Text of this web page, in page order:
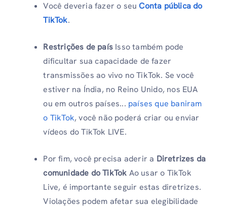
Você deveria fazer o seuConta pública do
TikTok.
Restrições de país Isso também pode
dificultar sua capacidade de fazer
transmissões ao vivo no TikTok. Se você
estiver na Índia, no Reino Unido, nos EUA
ou em outros países... países que baniram
o TikTok, você não poderá criar ou enviar
vídeos do TikTok LIVE.
Por fim, você precisa aderir a Diretrizes da
comunidade do TikTok Ao usar o TikTok
Live, é importante seguir estas diretrizes.
Violações podem afetar sua elegibilidade